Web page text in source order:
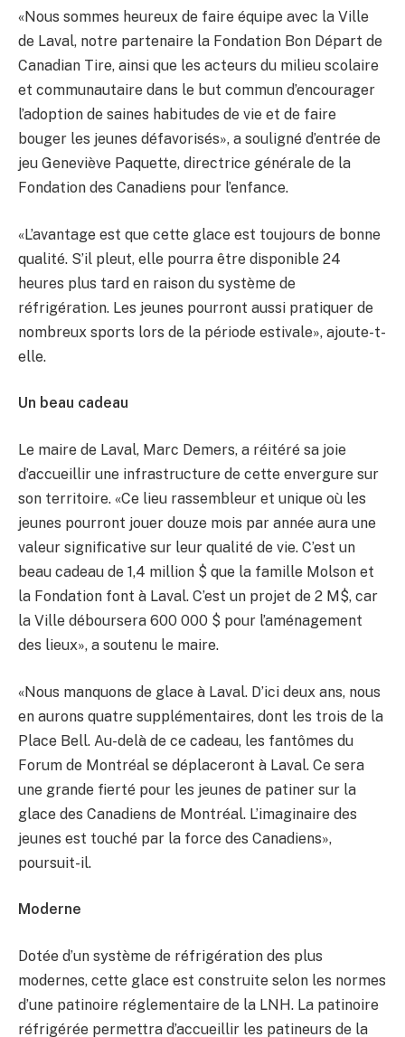
«Nous sommes heureux de faire équipe avec la Ville
de Laval, notre partenaire la Fondation Bon Départ de
Canadian Tire, ainsi que les acteurs du milieu scolaire
et communautaire dans le but commun d’encourager
l’adoption de saines habitudes de vie et de faire
bouger les jeunes défavorisés», a souligné d’entrée de
jeu Geneviève Paquette, directrice générale de la
Fondation des Canadiens pour l’enfance.
«L’avantage est que cette glace est toujours de bonne
qualité. S’il pleut, elle pourra être disponible 24
heures plus tard en raison du système de
réfrigération. Les jeunes pourront aussi pratiquer de
nombreux sports lors de la période estivale», ajoute-t-
elle.
Un beau cadeau
Le maire de Laval, Marc Demers, a réitéré sa joie
d’accueillir une infrastructure de cette envergure sur
son territoire. «Ce lieu rassembleur et unique où les
jeunes pourront jouer douze mois par année aura une
valeur significative sur leur qualité de vie. C’est un
beau cadeau de 1,4 million $ que la famille Molson et
la Fondation font à Laval. C’est un projet de 2 M$, car
la Ville déboursera 600 000 $ pour l’aménagement
des lieux», a soutenu le maire.
«Nous manquons de glace à Laval. D’ici deux ans, nous
en aurons quatre supplémentaires, dont les trois de la
Place Bell. Au-delà de ce cadeau, les fantômes du
Forum de Montréal se déplaceront à Laval. Ce sera
une grande fierté pour les jeunes de patiner sur la
glace des Canadiens de Montréal. L’imaginaire des
jeunes est touché par la force des Canadiens»,
poursuit-il.
Moderne
Dotée d’un système de réfrigération des plus
modernes, cette glace est construite selon les normes
d’une patinoire réglementaire de la LNH. La patinoire
réfrigérée permettra d’accueillir les patineurs de la